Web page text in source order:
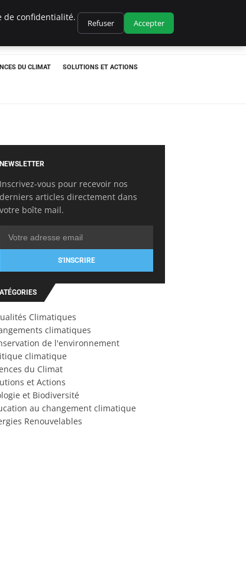
DU CLIMAT SOLUTIONS ET ACTIONS
NEWSLETTER
Inscrivez-vous pour recevoir nos
derniers articles directement dans
votre boîte mail.
S'INSCRIRE
Climatiques
climatiques
de l'environnement
climatique
du Climat
et Actions
et Biodiversité
au changement climatique
Renouvelables
de confidentialité.
Refuser Accepter